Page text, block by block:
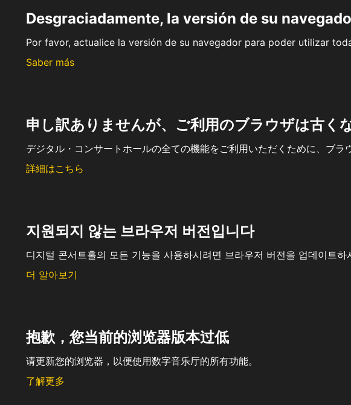
Desgraciadamente, la versión de su
Por favor, actualice la versión de su navegador para poder utilizar
Saber más
申し訳ありませんが、ご利用のブラウザは古く
デジタル・コンサートホールの全ての機能をご利用いただくために、ブラ
詳細はこちら
지원되지 않는 브라우저 버전입니다
디지털 콘서트홀의 모든 기능을 사용하시려면 브라우저 버전을 업데이트하
더 알아보기
抱歉，您当前的浏览器版本过低
请更新您的浏览器，以便使用数字音乐厅的所有功能。
了解更多